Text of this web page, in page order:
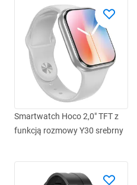
Smartwatch Hoco 2,0" TFT z
funkcją rozmowy Y30 srebrny